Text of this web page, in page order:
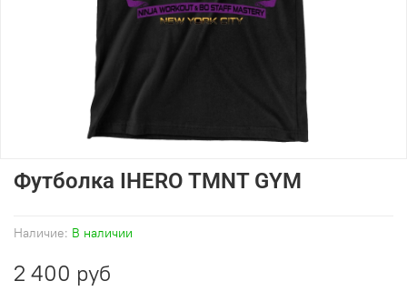
Наличие: В наличии
Футболка IHERO TMNT GYM
2 400 руб